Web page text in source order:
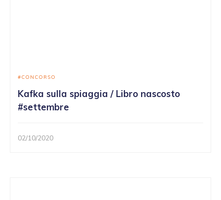
CONCORSO
Kafka sulla spiaggia / Libro nascosto
#settembre
02/10/2020